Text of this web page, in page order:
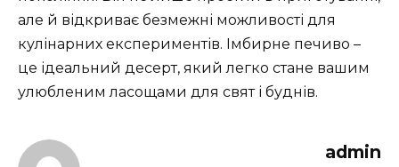
але й відкриває безмежні можливості для
кулінарних експериментів. Імбирне печиво –
це ідеальний десерт, який легко стане вашим
улюбленим ласощами для свят і буднів.
admin